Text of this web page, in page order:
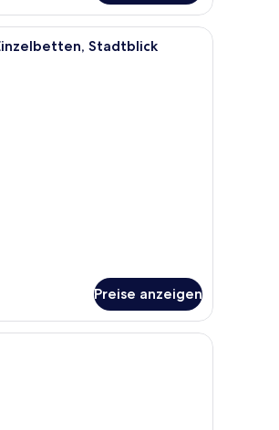
Blick auf einen Wald durch ein Fenster.
Ein modernes Hotelzimmer mit zwei Betten,
Stadtblick
Preise anzeigen